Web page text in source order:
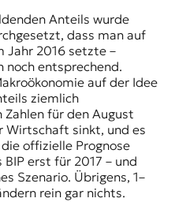
Anteils wurde
dass man auf
Jahr 2016 setzte –
noch entsprechend.
auf der Idee
ziemlich
für den August
Wirtschaft sinkt, und es
offizielle Prognose
erst für 2017 – und
Szenario. Übrigens, 1–
rein gar nichts.